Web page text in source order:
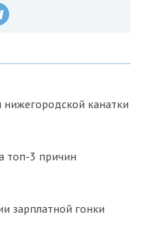
канатки
топ-3 причин
зарплатной гонки